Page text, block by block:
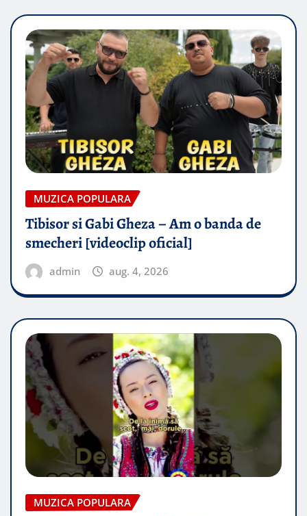
MUZICA POPULARA
Tibisor si Gabi Gheza – Am o banda de
smecheri [videoclip oficial]
admin aug. 4, 2026
MUZICA POPULARA